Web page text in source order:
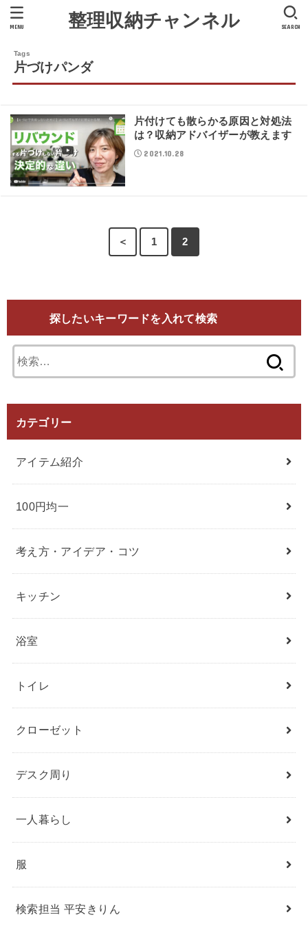
整理収納チャンネル SEARCH
MENU
片づけパンダ
片付けても散らかる原因と対処法
は？収納アドバイザーが教えます
2021.10.28
＜ 1 2
探したいキーワードを入れて検索
索:
カテゴリー
アイテム紹介
100円均一
考え方・アイデア・コツ
キッチン
浴室
トイレ
クローゼット
デスク周り
一人暮らし
服
検索担当 平安きりん